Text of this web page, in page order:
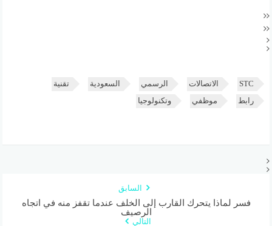
STC الاتصالات الرسمي السعودية تقنية
رابط موظفي وتكنولوجيا
السابق
فسر لماذا يتحرك القارب إلى الخلف عندما تقفز منه في اتجاه
الرصيف
التالي